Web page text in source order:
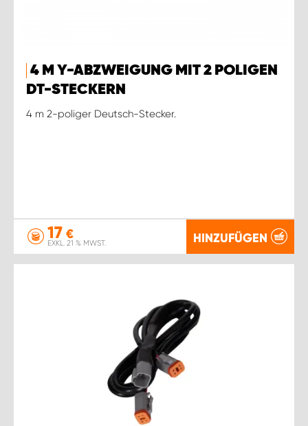
4 M Y-ABZWEIGUNG MIT 2 POLIGEN
DT-STECKERN
4 m 2-poliger Deutsch-Stecker.
17 €
EXKL. 21 % MWST. HINZUFÜGEN